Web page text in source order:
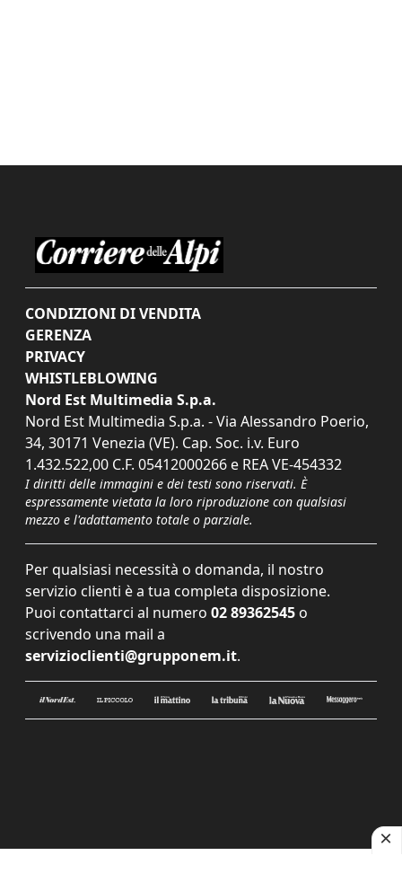
CONDIZIONI DI VENDITA
GERENZA
PRIVACY
WHISTLEBLOWING
Nord Est Multimedia S.p.a.
Nord Est Multimedia S.p.a. - Via Alessandro Poerio,
34, 30171 Venezia (VE). Cap. Soc. i.v. Euro
1.432.522,00 C.F. 05412000266 e REA VE-454332
I diritti delle immagini e dei testi sono riservati. È
espressamente vietata la loro riproduzione con qualsiasi
mezzo e l'adattamento totale o parziale.
Per qualsiasi necessità o domanda, il nostro
servizio clienti è a tua completa disposizione.
Puoi contattarci al numero 02 89362545 o
scrivendo una mail a
servizioclienti@grupponem.it.